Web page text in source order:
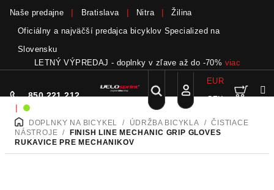
obsah
Naše predajne Bratislava Nitra
Žilina
Oficiálny a najväčší predajca bicyklov Specialized na
Slovensku
LETNÝ VÝPREDAJ - doplnky v zľave až do -70% viac
850 221 212
|
Hľadať
Prihlásenie
EUR
CZK
DOMOVDOPLNKY NA BICYKEL / ÚDRŽBA BICYKLA / ČISTIACE
NÁSTROJE /
FINISH LINE MECHANIC GRIP GLOVES
RUKAVICE PRE MECHANIKOV